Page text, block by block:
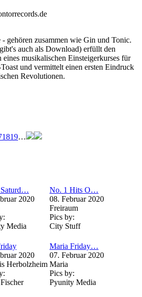
gehören zusammen wie Gin und Tonic.
auch als Download) erfüllt den
eines musikalischen Einsteigerkurses für
und vermittelt einen ersten Eindruck
Revolutionen.
1819…
2020
Media
No. 1 Hits O…
08. Februar 2020
Freiraum
Pics by:
City Stuff
2020
Herbolzheim
Maria Friday…
07. Februar 2020
Maria
Pics by:
Pyunity Media